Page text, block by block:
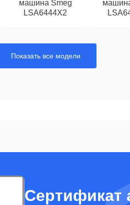
машина Smeg
LSA6444X2
Показать все модели
Сертификат